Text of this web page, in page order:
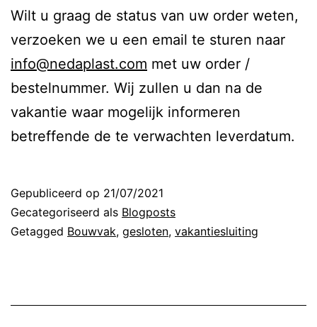
Wilt u graag de status van uw order weten,
verzoeken we u een email te sturen naar
info@nedaplast.com met uw order /
bestelnummer. Wij zullen u dan na de
vakantie waar mogelijk informeren
betreffende de te verwachten leverdatum.
Gepubliceerd op 21/07/2021
Gecategoriseerd als Blogposts
Getagged Bouwvak, gesloten, vakantiesluiting